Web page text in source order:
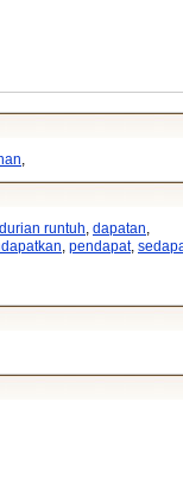
runtuh, dapatan,
, pendapat,